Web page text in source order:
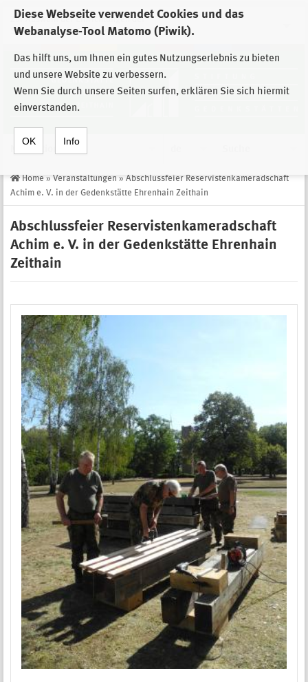
Diese Webseite verwendet Cookies und das
Webanalyse-Tool Matomo (Piwik).
Das hilft uns, um Ihnen ein gutes Nutzungserlebnis zu bieten
und unsere Website zu verbessern.
Wenn Sie durch unsere Seiten surfen, erklären Sie sich hiermit
einverstanden.
OK Info
Zur Auswahl der Einrichtungen der
Stiftung Sächsische Gedenkstätten
Home » Veranstaltungen » Abschlussfeier Reservistenkameradschaft
Achim e. V. in der Gedenkstätte Ehrenhain Zeithain
Abschlussfeier Reservistenkameradschaft
Achim e. V. in der Gedenkstätte Ehrenhain
Zeithain